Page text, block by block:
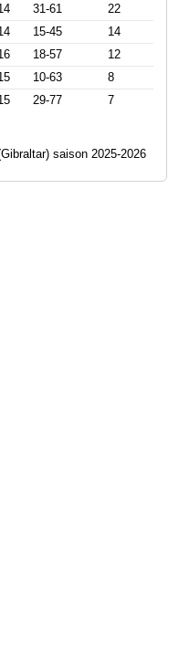
31-61
22
15-45
14
18-57
12
10-63
8
29-77 7
saison 2025-2026